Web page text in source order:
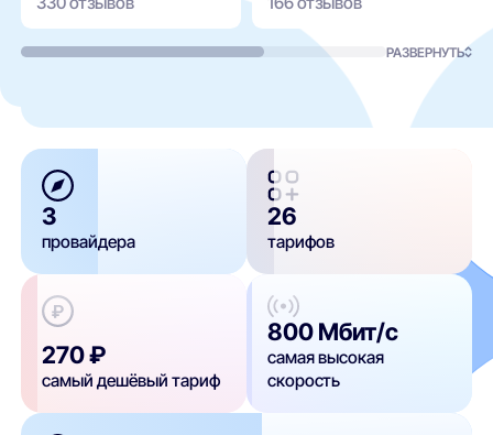
РАЗВЕРНУТЬ
3
провайдера
26
тарифов
270 ₽
самый дешёвый тариф
800 Мбит/с
самая высокая
скорость